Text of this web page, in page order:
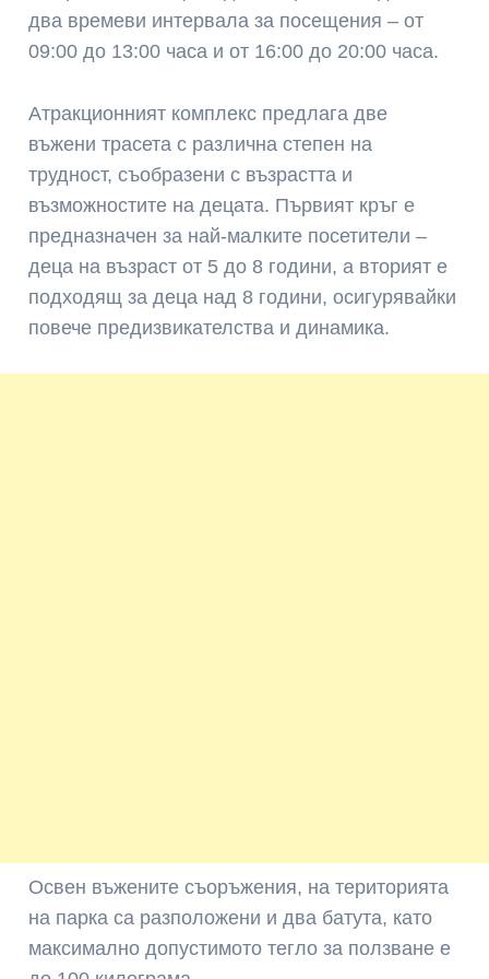
два времеви интервала за посещения – от
09:00 до 13:00 часа и от 16:00 до 20:00 часа.
Атракционният комплекс предлага две
въжени трасета с различна степен на
трудност, съобразени с възрастта и
възможностите на децата. Първият кръг е
предназначен за най-малките посетители –
деца на възраст от 5 до 8 години, а вторият е
подходящ за деца над 8 години, осигурявайки
повече предизвикателства и динамика.
Освен въжените съоръжения, на територията
на парка са разположени и два батута, като
максимално допустимото тегло за ползване е